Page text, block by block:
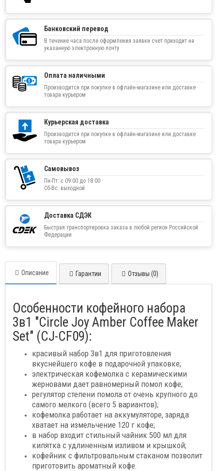
Банковский перевод
В течение часа после оформления заявки счет приходит на
указанную электронную почту
Оплата наличными
Производится при покупке в офлайн-магазине или доставке
товара курьером
Курьерская доставка
Производится при покупке в офлайн-магазине или доставке
товара курьером
Самовывоз
Пн-Пт: с 09:00 до 18:00
Сб-Вс: выходной
Доставка СДЭК
Быстрая транспортировка заказа в любой регион Российской
Федерации
Описание Гарантии Отзывы (0)
Особенности кофейного набора
3в1 "Circle Joy Amber Coffee Maker
Set" (CJ-CF09):
красивый набор 3в1 для приготовления
вкуснейшего кофе в подарочной упаковке;
электрическая кофемолка с керамическими
жерновами дает равномерный помол кофе;
регулятор степени помола от очень крупного до
самого мелкого (всего 5 вариантов);
кофемолка работает на аккумуляторе, заряда
хватает на измельчение 120 г кофе;
в набор входит стильный чайник 500 мл для
кипятка с удлиненным изливом и крышкой;
кофейник с фильтровальным стаканом позволит
приготовить ароматный кофе.